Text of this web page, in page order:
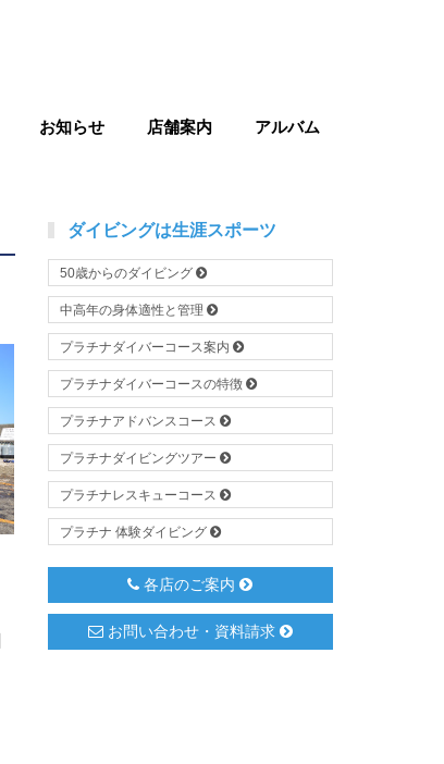
お知らせ 店舗案内 アルバム
ダイビングは生涯スポーツ
50歳からのダイビング
中高年の身体適性と管理
プラチナダイバーコース案内
プラチナダイバーコースの特徴
プラチナアドバンスコース
プラチナダイビングツアー
プラチナレスキューコース
プラチナ 体験ダイビング
各店のご案内
お問い合わせ・資料請求